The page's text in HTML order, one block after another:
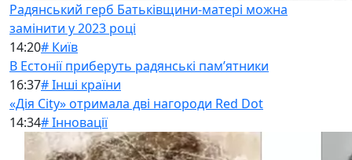
Радянський герб Батьківщини-матері можна
замінити у 2023 році
14:20# Київ
В Естонії приберуть радянські памʼятники
16:37# Інші країни
«Дія City» отримала дві нагороди Red Dot
14:34# Інновації